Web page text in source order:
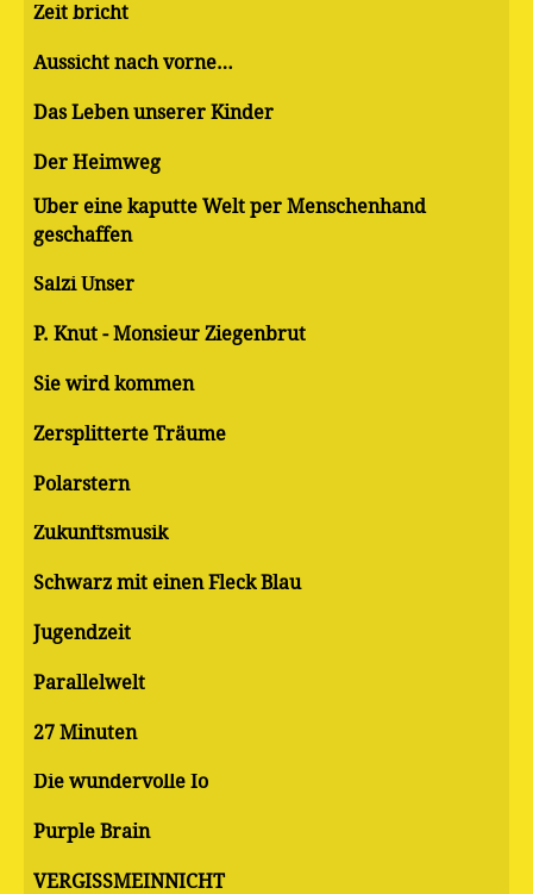
Zeit bricht
Aussicht nach vorne…
Das Leben unserer Kinder
Der Heimweg
Über eine kaputte Welt per Menschenhand
geschaffen
Salzi Unser
P. Knut - Monsieur Ziegenbrut
Sie wird kommen
Zersplitterte Träume
Polarstern
Zukunftsmusik
Schwarz mit einen Fleck Blau
Jugendzeit
Parallelwelt
27 Minuten
Die wundervolle Io
Purple Brain
VERGISSMEINNICHT